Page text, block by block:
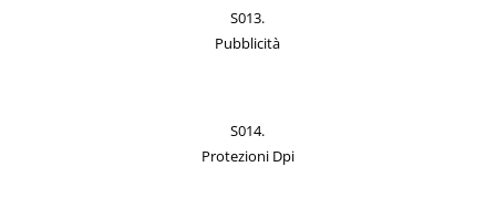
S013.
Pubblicità
S014.
Protezioni Dpi